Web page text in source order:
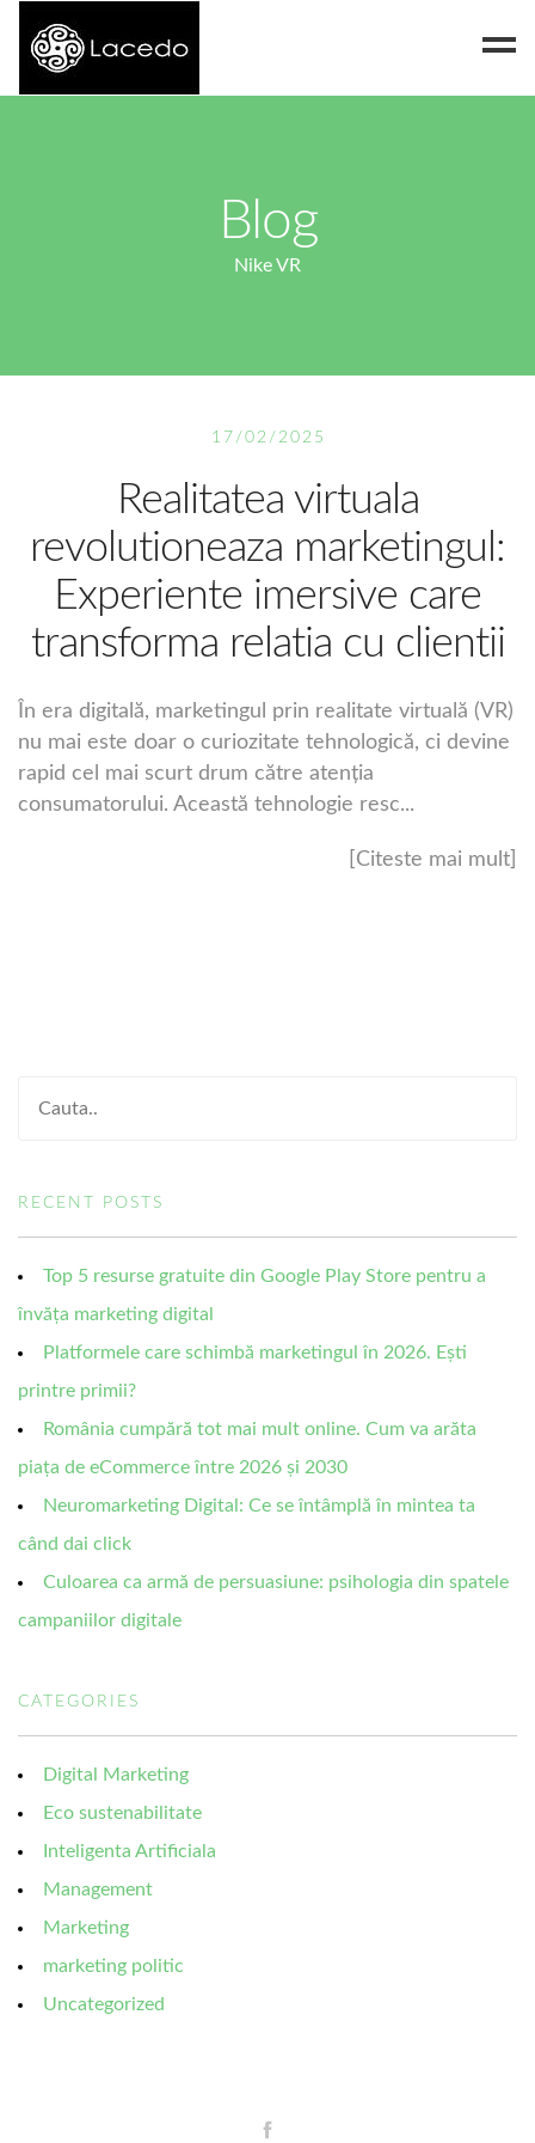
Blog
Nike VR
17/02/2025
Realitatea virtuala
revolutioneaza marketingul:
Experiente imersive care
transforma relatia cu clientii
În era digitală, marketingul prin realitate virtuală (VR)
nu mai este doar o curiozitate tehnologică, ci devine
rapid cel mai scurt drum către atenția
consumatorului. Această tehnologie resc...
[Citeste mai mult]
RECENT POSTS
Top 5 resurse gratuite din Google Play Store pentru a
învăța marketing digital
Platformele care schimbă marketingul în 2026. Ești
printre primii?
România cumpără tot mai mult online. Cum va arăta
piața de eCommerce între 2026 și 2030
Neuromarketing Digital: Ce se întâmplă în mintea ta
când dai click
Culoarea ca armă de persuasiune: psihologia din spatele
campaniilor digitale
CATEGORIES
Digital Marketing
Eco sustenabilitate
Inteligenta Artificiala
Management
Marketing
marketing politic
Uncategorized